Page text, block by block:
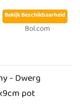
Bekijk Beschikbaarheid
Bol.com
- Dwerg
pot